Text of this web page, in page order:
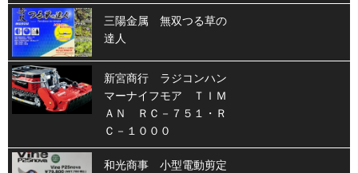
三陽金属 無双つる草の
達人
新宮商行 ラジコンハン
マーナイフモア ＴＩＭ
ＡＮ ＲＣ－７５１・Ｒ
Ｃ－１０００
和光商事 小型電動剪定